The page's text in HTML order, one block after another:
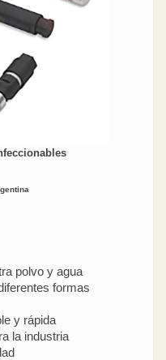
polvo y agua
formas
y rápida
la industria